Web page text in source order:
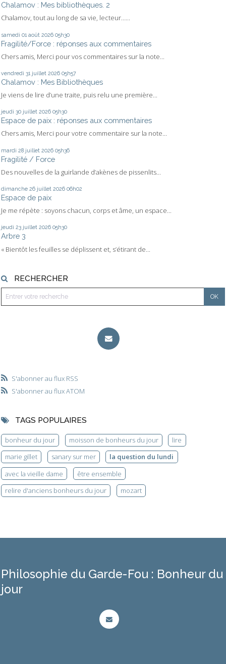
Chalamov : Mes bibliothèques. 2
Chalamov, tout au long de sa vie, lecteur…...
samedi 01 août 2026 05h30
Fragilité/Force : réponses aux commentaires
Chers amis, Merci pour vos commentaires sur la note...
vendredi 31 juillet 2026 05h57
Chalamov : Mes Bibliothèques
Je viens de lire d’une traite, puis relu une première...
jeudi 30 juillet 2026 05h30
Espace de paix : réponses aux commentaires
Chers amis, Merci pour votre commentaire sur la note...
mardi 28 juillet 2026 05h36
Fragilité / Force
Des nouvelles de la guirlande d’akènes de pissenlits...
dimanche 26 juillet 2026 06h02
Espace de paix
Je me répète : soyons chacun, corps et âme, un espace...
jeudi 23 juillet 2026 05h30
Arbre 3
« Bientôt les feuilles se déplissent et, s’étirant de...
RECHERCHER
S'abonner au flux RSS
S'abonner au flux ATOM
TAGS POPULAIRES
bonheur du jour moisson de bonheurs du jour
lire
marie gillet
sanary sur mer
la question du lundi
avec la vieille dame
être ensemble
relire d'anciens bonheurs du jour
mozart
Philosophie du Garde-Fou : Bonheur du
jour